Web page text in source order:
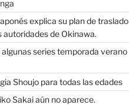
explica su plan de traslado
autoridades de Okinawa.
series temporada verano
Shoujo para todas las edades
Sakai aún no aparece.